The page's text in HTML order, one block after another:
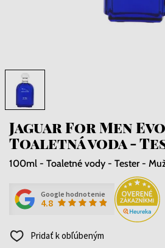
Jaguar For Men
Toaletná voda -
100ml - Toaletné vody - Tester -
Google hodnotenie
4.8
Pridať k obľúbeným